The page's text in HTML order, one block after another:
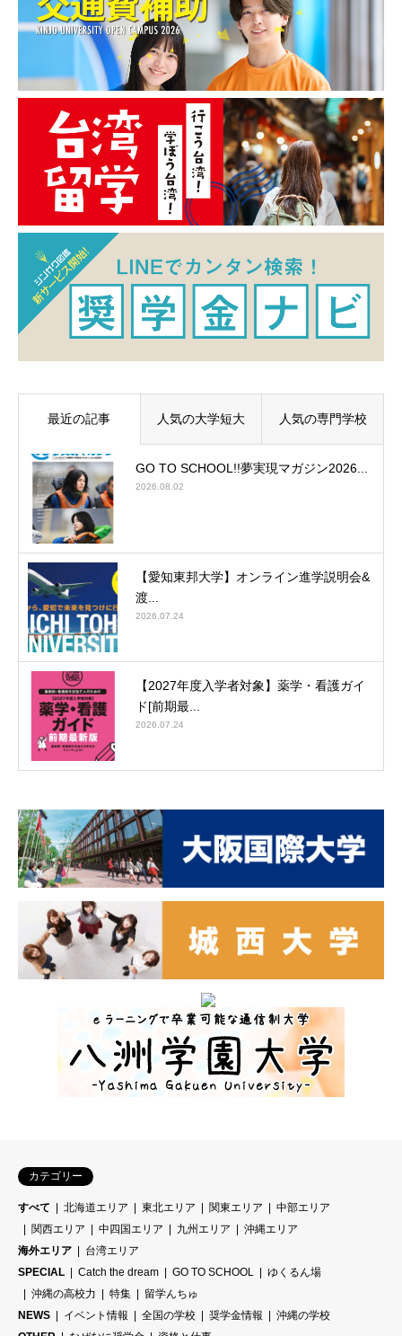
最近の記事 人気の大学短大 人気の専門学校
GO TO SCHOOL!!夢実現マガジン2026...
2026.08.02
【愛知東邦大学】オンライン進学説明会&
渡...
2026.07.24
【2027年度入学者対象】薬学・看護ガイ
ド[前期最...
2026.07.24
カテゴリー
すべて 北海道エリア 東北エリア 関東エリア
中部エリア
関西エリア
中四国エリア 九州エリア
沖縄エリア
海外エリア
台湾エリア
SPECIAL
Catch the dream GO TO SCHOOL
ゆくるん場
沖縄の高校力
特集
留学んちゅ
NEWS
イベント情報 全国の学校 奨学金情報
沖縄の学校